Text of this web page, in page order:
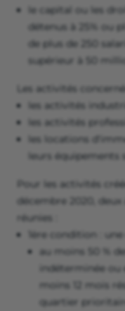
le capital ou les
détenus à 25% ou
de plus de 250
supérieur à 50
Les activités
les activités
les activités
les locations
leurs équipements
Pour les activités
décembre 2020,
réunies :
1ère condition :
au moins 50 %
indéterminée
moins 12 mois
quartier